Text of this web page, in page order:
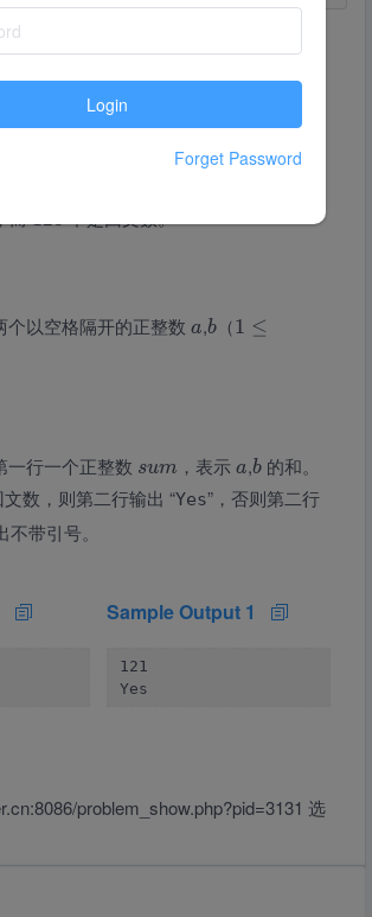
Login
Forget Password
整数 的结果 ，然后要判断
是一任意自然数。若将n的各位数字反向
123
个以空格隔开的正整数 a,b （1 ≤
一行一个正整数 sum ，表示 a,b 的和。
文数，则第二行输出 “Yes”，否则第二行
不带引号。
Sample Output 1
121
Yes
problem_show.php?pid=3131 选